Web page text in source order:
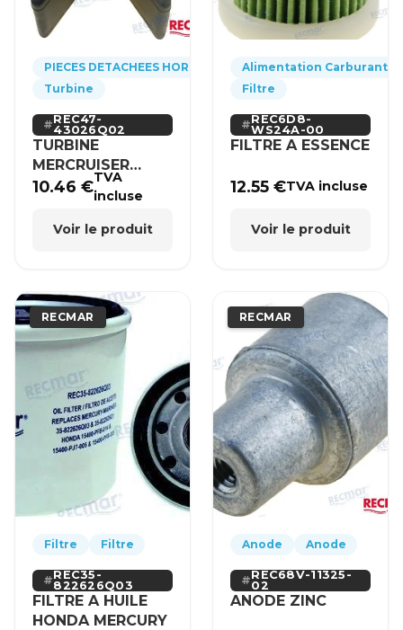
PIECES DETACHEES HORS-BORD
Turbine
REC47-
43026Q02
TURBINE
MERCRUISER
MERCURY BRP
10.46€TVA
incluse
Voir le produit
Alimentation Carburant
Filtre
REC6D8-
WS24A-00
FILTRE A ESSENCE
12.55€TVA incluse
Voir le produit
RECMAR
Filtre Filtre
REC35-
822626Q03
FILTRE A HUILE
HONDA MERCURY
RECMAR
Anode Anode
REC68V-11325-
02
ANODE ZINC